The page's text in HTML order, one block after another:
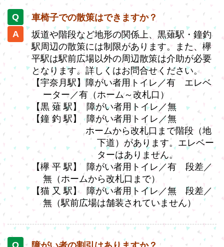
車椅子での散策はできますか？
坂道や階段など地形の関係上、黒薙駅・鐘釣
駅周辺の散策には制限があります。また、欅
平駅は駅前広場以外の周辺散策は介助が必要
となります。詳しくはお問合せください。
【宇奈月駅】障がい者用トイレ／有 エレベ
ーター／有（ホーム～改札口）
【黒 薙 駅】 障がい者用トイレ／無
【鐘 釣 駅】 障がい者用トイレ／無
ホームから改札口まで階段（地
下道）があります。エレベー
ターはありません。
【欅 平 駅】 障がい者用トイレ／有 段差／
無（ホームから改札口まで）
【猫 又 駅】 障がい者用トイレ／無 段差／
無（駅前広場は舗装されていません）